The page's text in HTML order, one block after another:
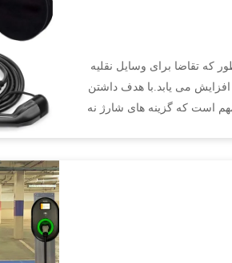
که تقاضا برای وسایل نقلیه
می یابد.با هدف داشتن
در جاده های آلمان تا سال 2030، بسیار مهم است که گزینه های شارژ نه